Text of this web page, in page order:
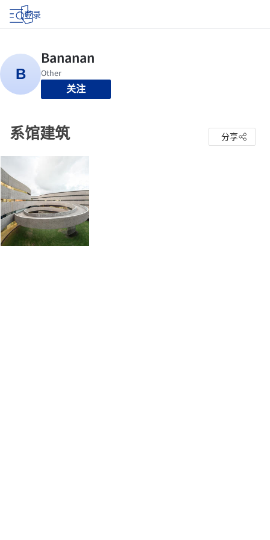
登录
关注
系馆建筑 分享